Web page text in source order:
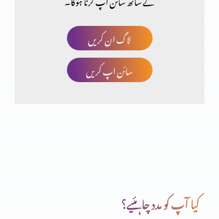
یسوع واحد نجات دہندہ ہے
یسوع آسمان سے کیوں آیا
یسوع کو جاننا،اس سے محبت کرنے کے لیے (حصہ 3)
لاگ ان کریں
سائن اپ کریں
کیا آپ کو مدد چاہئیے؟